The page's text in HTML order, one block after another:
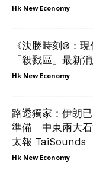
Hk New Economy
《決勝時刻®：
「殺戮區」最新
Hk New Economy
路透獨家：伊朗
準備 中東兩大石
太報 TaiSounds
Hk New Economy